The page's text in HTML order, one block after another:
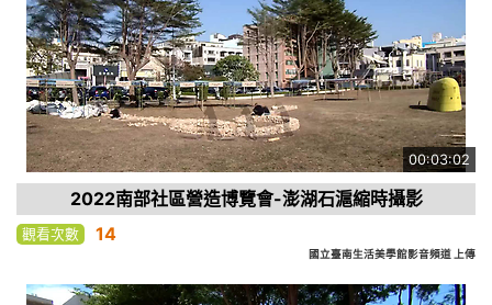
00:03:02
2022南部社區營造博覽會-澎湖石滬縮時攝影
觀看次數 14
國立臺南生活美學館影音頻道 上傳